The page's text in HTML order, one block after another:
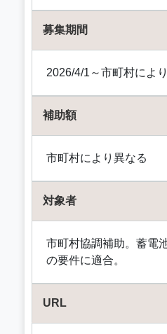
募集期間
2026/4/1～市町村によ
補助額
市町村により異なる
対象者
市町村協調補助。蓄電
の要件に適合。
URL